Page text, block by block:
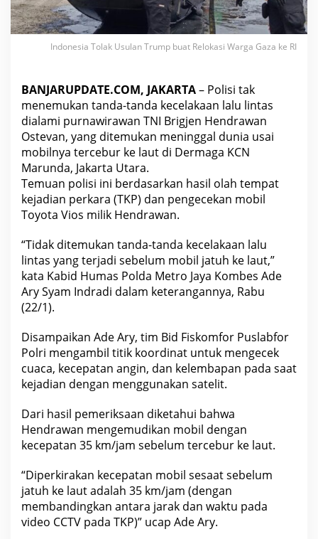
N
T
e
s
d
i
M
a
r
u
n
d
a
,
l
i
s
i
k
A
d
a
T
n
d
a
c
e
l
a
Indonesia Tolak Usulan Trump buat Relokasi Warga Gaza ke RI
BANJARUPDATE.COM, JAKARTA– Polisi tak
menemukan tanda-tanda kecelakaan lalu lintas
dialami purnawirawan TNI Brigjen Hendrawan
Ostevan, yang ditemukan meninggal dunia usai
mobilnya tercebur ke laut di Dermaga KCN
Marunda, Jakarta Utara.
Temuan polisi ini berdasarkan hasil olah tempat
kejadian perkara (TKP) dan pengecekan mobil
Toyota Vios milik Hendrawan.
“Tidak ditemukan tanda-tanda kecelakaan lalu
lintas yang terjadi sebelum mobil jatuh ke laut,”
kata Kabid Humas Polda Metro Jaya Kombes Ade
Ary Syam Indradi dalam keterangannya, Rabu
(22/1).
Disampaikan Ade Ary, tim Bid Fiskomfor Puslabfor
Polri mengambil titik koordinat untuk mengecek
cuaca, kecepatan angin, dan kelembapan pada saat
kejadian dengan menggunakan satelit.
Dari hasil pemeriksaan diketahui bahwa
Hendrawan mengemudikan mobil dengan
kecepatan 35 km/jam sebelum tercebur ke laut.
“Diperkirakan kecepatan mobil sesaat sebelum
jatuh ke laut adalah 35 km/jam (dengan
membandingkan antara jarak dan waktu pada
video CCTV pada TKP)” ucap Ade Ary.